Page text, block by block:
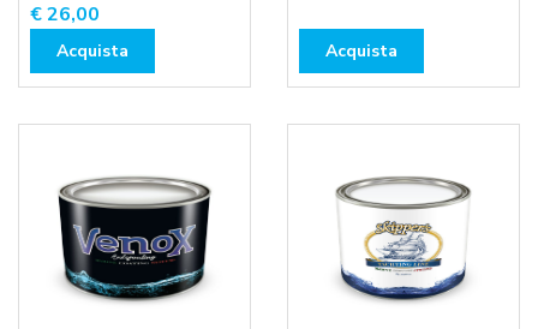
€26,00
Acquista Acquista